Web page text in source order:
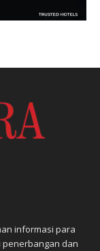
informasi para
dan